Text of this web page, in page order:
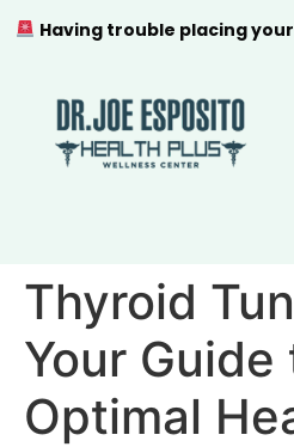
Thyroid
Your Guide
Optimal
Having trouble placing